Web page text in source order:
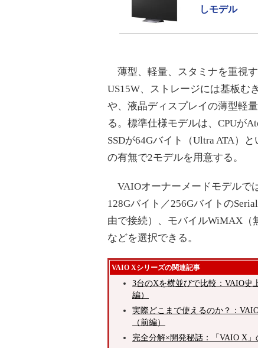
しモデル
薄型、軽量、スタミナを重視
US15W、ストレージには基板む
や、液晶ディスプレイの薄型軽
る。標準仕様モデルは、CPUが
SSDが64Gバイト（Ultra ATA）
の有無で2モデルを用意する。
VAIOオーナーメードモデルで
128Gバイト／256Gバイトの
由で接続）、モバイルWiMAX（
などを選択できる。
VAIO Xシリーズの関連記事
3台のXを横並びで比較：VAIO史
編）
実際どこまで使えるのか？：
（前編）
完全分解×開発秘話：「VAIO X